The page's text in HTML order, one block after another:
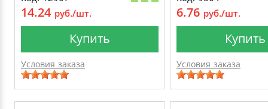
14.24 руб./шт.
Купить
Условия заказа
6.76 руб./шт.
Купить
Условия заказа